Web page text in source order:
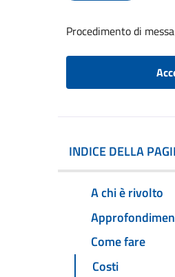
Procedimento di
INDICE DELLA
A chi è rivolto
Come fare
Costi